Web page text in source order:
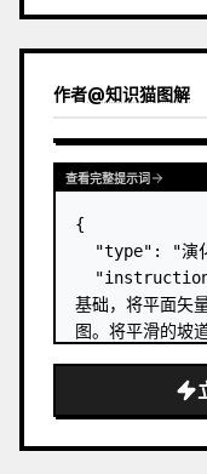
作者@知识猫图解
查看完整提示词
{
"type": "演
基础，将平面矢
图。将平滑的坡
  "style": {